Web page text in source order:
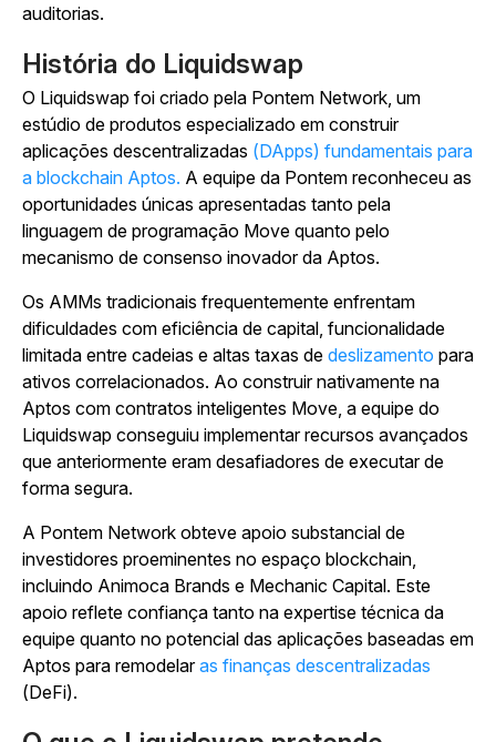
auditorias.
História do Liquidswap
O Liquidswap foi criado pela Pontem Network, um
estúdio de produtos especializado em construir
aplicações descentralizadas (DApps) fundamentais para
a blockchain Aptos. A equipe da Pontem reconheceu as
oportunidades únicas apresentadas tanto pela
linguagem de programação Move quanto pelo
mecanismo de consenso inovador da Aptos.
Os AMMs tradicionais frequentemente enfrentam
dificuldades com eficiência de capital, funcionalidade
limitada entre cadeias e altas taxas de deslizamento para
ativos correlacionados. Ao construir nativamente na
Aptos com contratos inteligentes Move, a equipe do
Liquidswap conseguiu implementar recursos avançados
que anteriormente eram desafiadores de executar de
forma segura.
A Pontem Network obteve apoio substancial de
investidores proeminentes no espaço blockchain,
incluindo Animoca Brands e Mechanic Capital. Este
apoio reflete confiança tanto na expertise técnica da
equipe quanto no potencial das aplicações baseadas em
Aptos para remodelaras finanças descentralizadas
(DeFi).